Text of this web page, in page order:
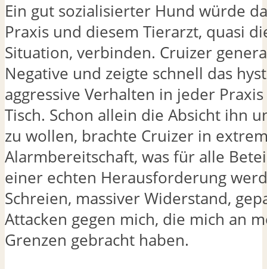
Ein gut sozialisierter Hund würde
Praxis und diesem Tierarzt, quasi
Situation, verbinden. Cruizer
Negative und zeigte schnell das
aggressive Verhalten in jeder
Tisch. Schon allein die Absicht ihn
zu wollen, brachte Cruizer in
Alarmbereitschaft, was für alle
einer echten Herausforderung
Schreien, massiver Widerstand,
Attacken gegen mich, die mich an
Grenzen gebracht haben.